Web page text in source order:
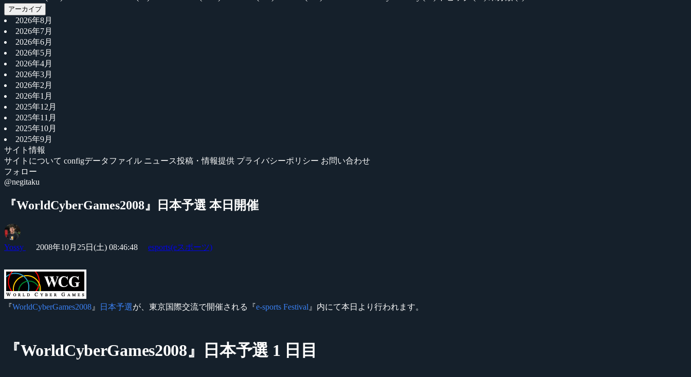
アーカイブ
2026年8月
2026年7月
2026年6月
2026年5月
2026年4月
2026年3月
2026年2月
2026年1月
2025年12月
2025年11月
2025年10月
2025年9月
サイト情報
サイトについて configデータファイル ニュース投稿・情報提供 プライバシーポリシー お問い合わせ
フォロー
@negitaku
『WorldCyberGames2008』日本予選 本日開催
Yossy 2008年10月25日(土) 08:46:48 esports(eスポーツ)
『WorldCyberGames2008 』 日本予選が、東京国際交流で開催される『e-sports Festival 』内にて本日より行われます。
『WorldCyberGames2008』日本予選 1 日目